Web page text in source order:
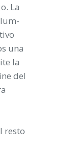
La
una
la
del
resto